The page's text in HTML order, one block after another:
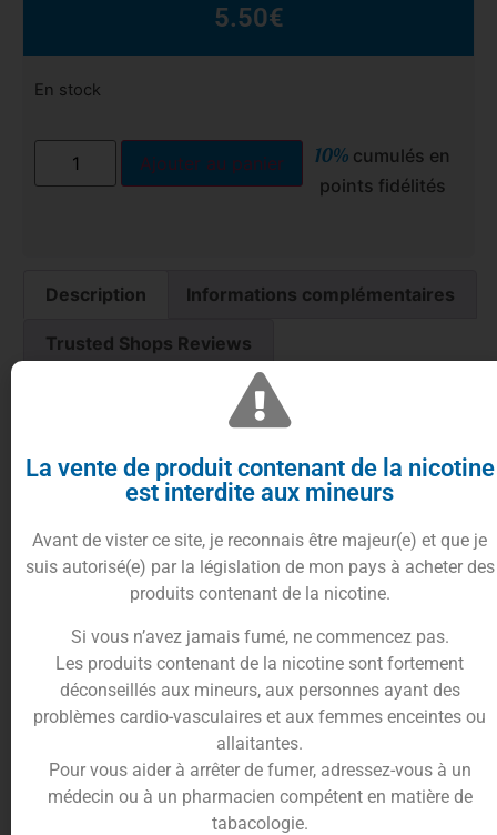
5.50€
En stock
Ajouter au panier 10% cumulés en
points fidélités
Description Informations complémentaires
Trusted Shops Reviews
Arôme fraise des bois pour DIY
Promenez-vous dans les sous-bois et goûtez au
doux parfum des fraises des bois. C’est la
promesse qui vous est faite avec l’arôme naturel
Fraises des boisdeNova Liquides.
Ce concentré a été préparé pour être intégré dans
vos préparations DIY. Vous obtiendrez un e-liquide
fruité, légèrement sucré au goût très naturel.
Un concentré naturel fraise des
bois pour votre e-liquide
La vente de produit contenant de la nicotine
est interdite aux mineurs
Avant de vister ce site, je reconnais être majeur(e) et que je
suis autorisé(e) par la législation de mon pays à acheter des
produits contenant de la nicotine.
Si vous n’avez jamais fumé, ne commencez pas.
Les produits contenant de la nicotine sont fortement
déconseillés aux mineurs, aux personnes ayant des
problèmes cardio-vasculaires et aux femmes enceintes ou
allaitantes.
Pour vous aider à arrêter de fumer, adressez-vous à un
médecin ou à un pharmacien compétent en matière de
tabacologie.